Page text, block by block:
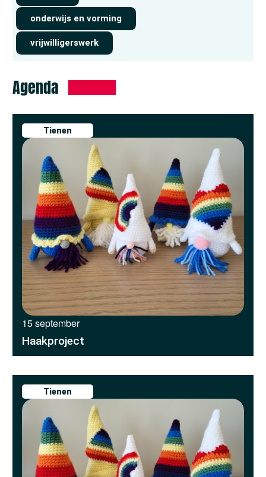
onderwijs en vorming
vrijwilligerswerk
Agenda
Tienen
15 september
Haakproject
Tienen